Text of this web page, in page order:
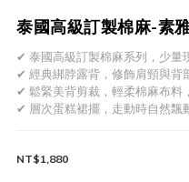
泰國高級訂製棉麻-素
✔ 泰國高級訂製棉麻系列，少量
✔ 經典綁脖露背，修飾肩頸與背
✔ 鬆緊美背剪裁，輕柔棉麻布料
✔ 層次蛋糕裙擺，走動時自然飄
NT$1,880